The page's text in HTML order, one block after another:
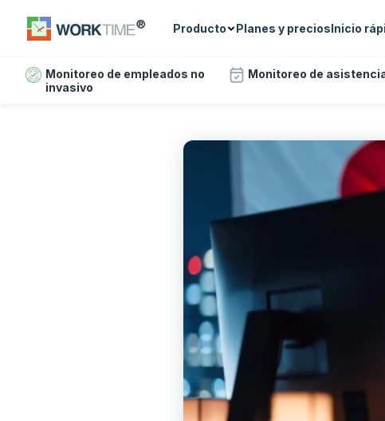
Producto Planes y preciosInicio
Monitoreo de empleados no
invasivo
Monitoreo de